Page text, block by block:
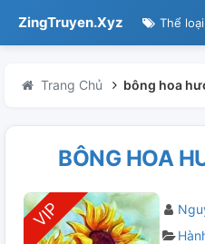
ZingTruyen.Xyz Thể loại
Trang Chủ bông hoa
BÔNG HOA